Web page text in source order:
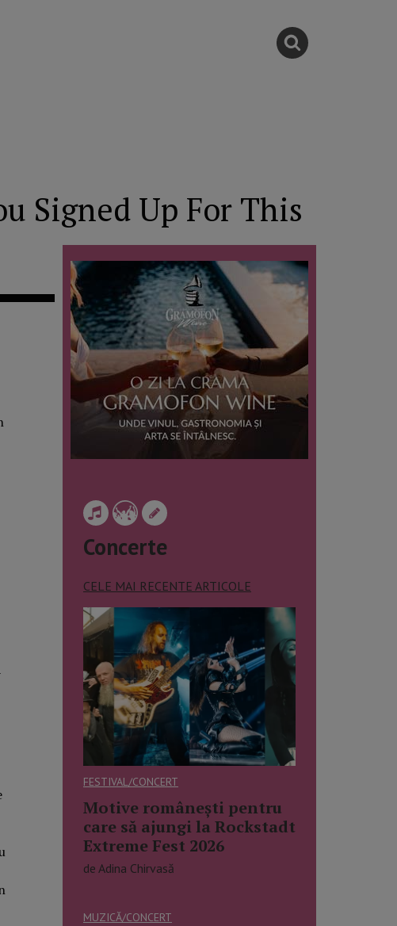
Signed Up For This
Concerte
CELE MAI RECENTE ARTICOLE
FESTIVAL/CONCERT
Motive românești pentru
care să ajungi la Rockstadt
Extreme Fest 2026
de Adina Chirvasă
MUZICĂ/CONCERT